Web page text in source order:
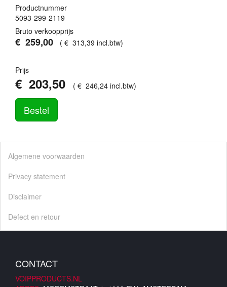
Productnummer
5093-299-2119
Bruto verkoopprijs
€ 259,00 ( € 313,39 incl.btw)
Prijs
€ 203,50 ( € 246,24 incl.btw)
Bestel
Algemene voorwaarden
Privacy statement
Disclaimer
Defect en retour
CONTACT
VOIPPRODUCTS.NL